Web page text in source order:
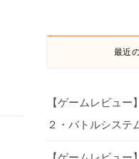
最近
【ゲームレビュー
２・バトルシステ